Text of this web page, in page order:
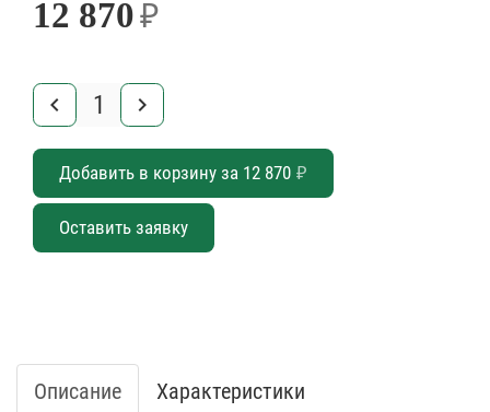
12 870₽
keyboard_arrow_left keyboard_arrow_right
Добавить в корзину за 12 870 ₽
Оставить заявку
Описание Характеристики